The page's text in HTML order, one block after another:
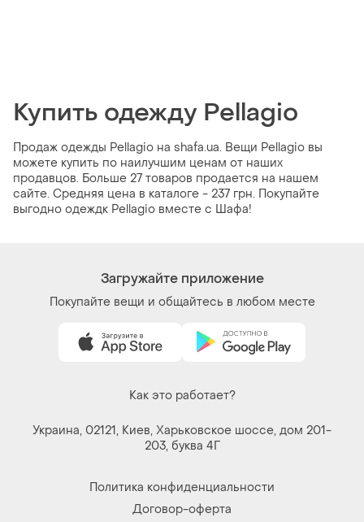
Купить одежду Pellagio
Продаж одежды Pellagio на shafa.ua. Вещи Pellagio вы
можете купить по наилучшим ценам от наших
продавцов. Больше 27 товаров продается на нашем
сайте. Средняя цена в каталоге - 237 грн. Покупайте
выгодно одеждк Pellagio вместе с Шафа!
Загружайте приложение
Покупайте вещи и общайтесь в любом месте
Как это работает?
Украина, 02121, Киев, Харьковское шоссе, дом 201-
203, буква 4Г
Политика конфиденциальности
Договор-оферта